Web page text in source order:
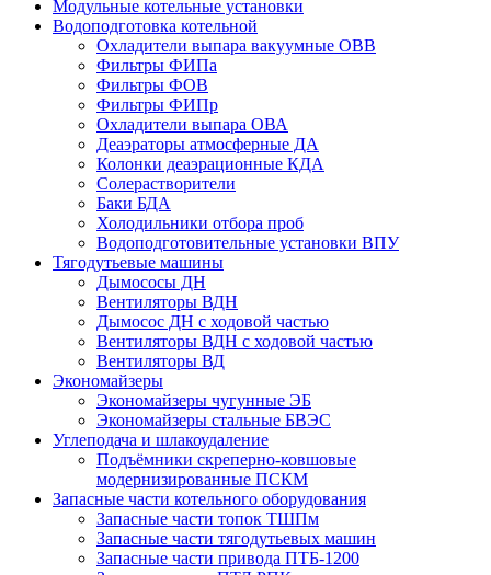
Модульные котельные установки
Водоподготовка котельной
Охладители выпара вакуумные ОВВ
Фильтры ФИПа
Фильтры ФОВ
Фильтры ФИПр
Охладители выпара ОВА
Деаэраторы атмосферные ДА
Колонки деаэрационные КДА
Солерастворители
Баки БДА
Холодильники отбора проб
Водоподготовительные установки ВПУ
Тягодутьевые машины
Дымососы ДН
Вентиляторы ВДН
Дымосос ДН с ходовой частью
Вентиляторы ВДН с ходовой частью
Вентиляторы ВД
Экономайзеры
Экономайзеры чугунные ЭБ
Экономайзеры стальные БВЭС
Углеподача и шлакоудаление
Подъёмники скреперно-ковшовые
модернизированные ПСКМ
Запасные части котельного оборудования
Запасные части топок ТШПм
Запасные части тягодутьевых машин
Запасные части привода ПТБ-1200